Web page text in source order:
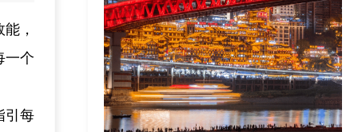
，
一个
引每